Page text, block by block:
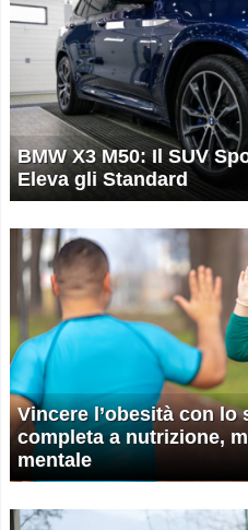
BMW X3 M50: Il SUV
Eleva gli Standard
Vincere l’obesità con
completa a nutrizione,
mentale